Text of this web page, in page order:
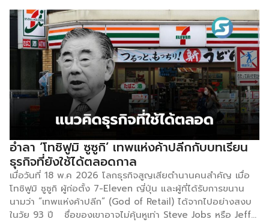
ด้วยมูลค่าทุนจดทะเบียนรวมกว่า 859 ล้านบาท และมีอัตราการ
เติบโตเฉลี่ยของการเปิดกิจการใหม่สูงกว่าการปิดตัวถึง 6 เท่า
สะท้อนให้เห็นว่าตลาดนี้ยังคงเปิดกว้างและมีดีมานด์จากผู้บริโภค
ยุคใหม่พุ่งสูงขึ้นอย่างต่อเนื่อง ถอดรหัสเทรนด์ดีไซน์: เมื่อ
ไลฟ์สไตล์หลอมรวมกับเทคโนโลยี ความน่าสนใจของการเติบโต
ในรอบนี้ ไม่ใช่แค่เรื่องของปริมาณ แต่คือ “คุณภาพและไอเดีย” ที่
เปลี่ยนไป ปัจจุบันผู้บริโภคไม่ได้มองหาแค่ความสวยงามเชิง
โครงสร้าง แต่ให้ความสำคัญกับสภาพแวดล้อมที่ตอบโจทย์วิถี
ชีวิต (Lifestyle) และอัตลักษณ์เฉพาะตัว โดยมี 3 เทรนด์หลักที่
กำลังมาแรงและกำหนดทิศทางตลาด ได้แก่: สไตล์ Japandi:
การผสมผสานความมินิมอลเรียบง่ายแบบญี่ปุ่น เข้ากับความ
อบอุ่นผ่อนคลายสไตล์สแกนดิเนเวีย สไตล์ Modern
Tropical: การออกแบบที่เน้นความอบอุ่นและสอดรับกับสภาพภูมิ
อากาศเมืองร้อนของไทย แนวคิด Invisible Smart […]
อำลา ‘โทชิฟูมิ ซูซูกิ’ เทพแห่งค้าปลีกกับบทเรียน
ธุรกิจที่ยังใช้ได้ตลอดกาล
เมื่อวันที่ 18 พ.ค 2026 โลกธุรกิจสูญเสียตำนานคนสำคัญ เมื่อ
โทชิฟูมิ ซูซูกิ ผู้ก่อตั้ง 7-Eleven ญี่ปุ่น และผู้ที่ได้รับการขนาน
นามว่า “เทพแห่งค้าปลีก” (God of Retail) ได้จากไปอย่างสงบ
ในวัย 93 ปี ชื่อของเขาอาจไม่คุ้นหูเท่า Steve Jobs หรือ Jeff